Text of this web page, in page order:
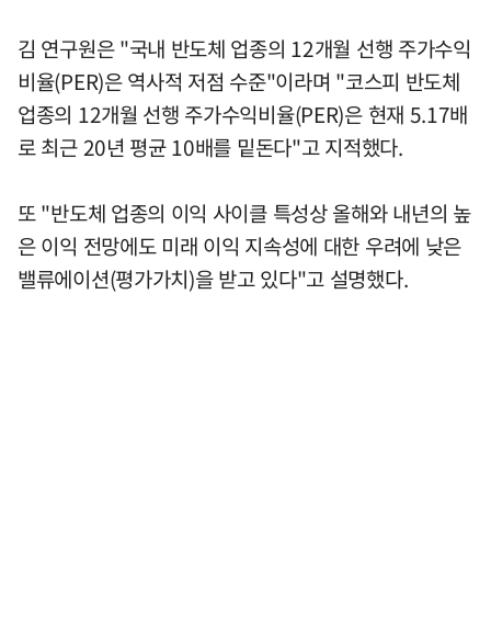
김 연구원은 "국내 반도체 업종의 12개월 선행 주가수익
비율(PER)은 역사적 저점 수준"이라며 "코스피 반도체
업종의 12개월 선행 주가수익비율(PER)은 현재 5.17배
로 최근 20년 평균 10배를 밑돈다"고 지적했다.
또 "반도체 업종의 이익 사이클 특성상 올해와 내년의 높
은 이익 전망에도 미래 이익 지속성에 대한 우려에 낮은
밸류에이션(평가가치)을 받고 있다"고 설명했다.